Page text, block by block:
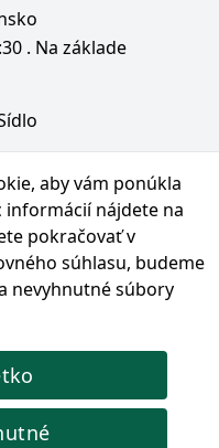
aby vám ponúkla
informácií nájdete na
pokračovať v
súhlasu, budeme
nevyhnutné súbory
. Na základe
06 Bratislava - m. č.
práva vyhradené.